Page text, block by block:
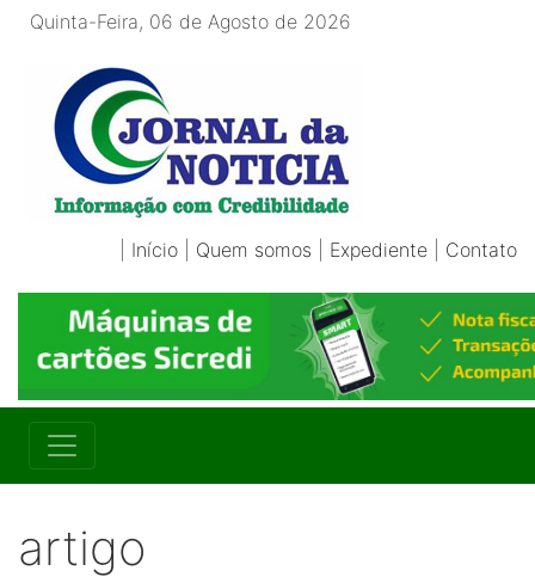
Quinta-Feira, 06 de Agosto de 2026
Início Quem somos Expediente Contato
artigo